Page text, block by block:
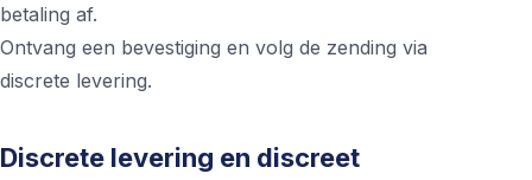
betaling af.
Ontvang een bevestiging en volg de zending via
discrete levering.
Discrete levering en discreet